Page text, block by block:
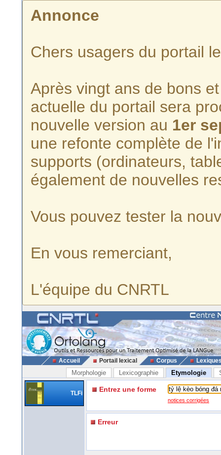
Annonce
Chers usagers du portail
Après vingt ans de bons
actuelle du portail sera
nouvelle version au 1er
une refonte complète de
supports (ordinateurs,
également de nouvelles
Vous pouvez tester la
En vous remerciant,
L'équipe du CNRTL
Accueil Portail lexical Corpus
Morphologie Lexicographie Etymologie
TLFi Entrez une forme
notices corrigées
Erreur